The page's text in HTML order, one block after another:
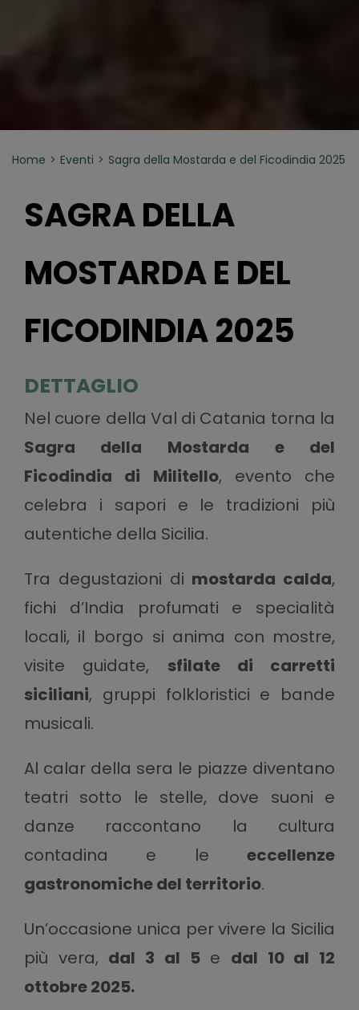
Home Eventi Sagra della Mostarda e del Ficodindia 2025
SAGRA DELLA
MOSTARDA E DEL
FICODINDIA 2025
DETTAGLIO
Nel cuore della Val di Catania torna la
Sagra della Mostarda e del
Ficodindia di Militello, evento che
celebra i sapori e le tradizioni più
autentiche della Sicilia.
Tra degustazioni di mostarda calda,
fichi d’India profumati e specialità
locali, il borgo si anima con mostre,
visite guidate, sfilate di carretti
siciliani, gruppi folkloristici e bande
musicali.
Al calar della sera le piazze diventano
teatri sotto le stelle, dove suoni e
danze raccontano la cultura
contadina e leeccellenze
gastronomiche del territorio.
Un’occasione unica per vivere la Sicilia
più vera, dal 3 al 5e dal 10 al 12
ottobre 2025.